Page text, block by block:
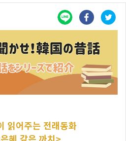
읽어주는 전래동화